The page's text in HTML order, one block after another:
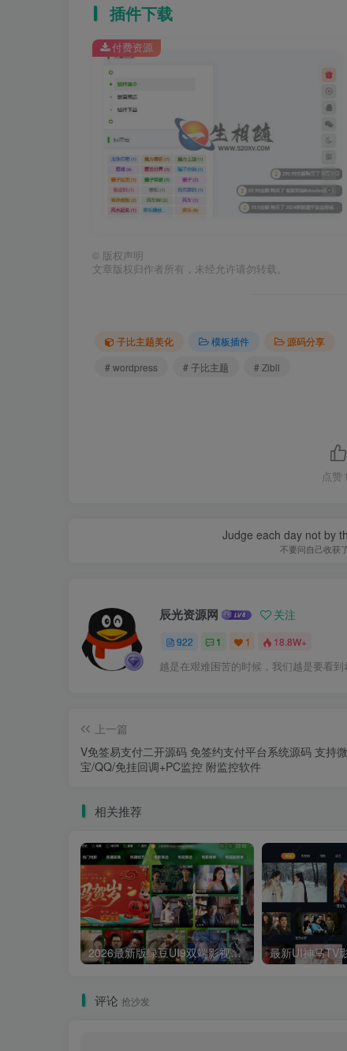
插件下载
付费资源
© 版权声明
文章版权归作者所有，未经允许请勿转载。
子比主题美化 模板插件
源码分享
# wordpress
# 子比主题 # Zibll
点赞
Judge each day not by
不要问自己收获
辰光资源网 关注
922 1 1 18.8W+
越是在艰难困苦的时候，我们越是要看到
上一篇
V免签易支付二开源码 免签约支付平台系统源码 支持
宝/QQ/免挂回调+PC监控 附监控软件
相关推荐
2026最新版绿豆UI9双端影视APP源码
评论 抢沙发